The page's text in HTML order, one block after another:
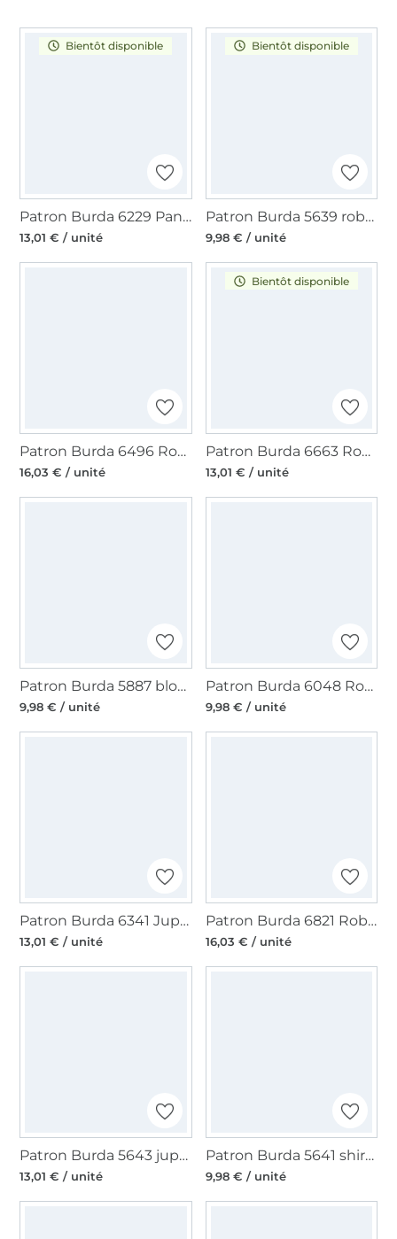
Bientôt disponible
Patron Burda 6229 Pantalon, en français
13,01 € / unité
Bientôt disponible
Patron Burda 5639 robe et blouse femme, en français
9,98 € / unité
Patron Burda 6496 Robe, en français
16,03 € / unité
Bientôt disponible
Patron Burda 6663 Robe, en français
13,01 € / unité
Patron Burda 5887 blouse femme, en français
9,98 € / unité
Patron Burda 6048 Robe, en français
9,98 € / unité
Patron Burda 6341 Jupe, en français
13,01 € / unité
Patron Burda 6821 Robe, en français
16,03 € / unité
Patron Burda 5643 jupe femme, en français
13,01 € / unité
Patron Burda 5641 shirt homme, en français
9,98 € / unité